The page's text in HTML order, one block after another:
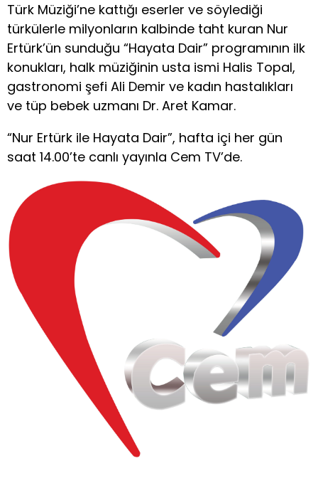
Türk Müziği’ne kattığı eserler ve söylediği
türkülerle milyonların kalbinde taht kuran Nur
Ertürk’ün sunduğu “Hayata Dair” programının ilk
konukları, halk müziğinin usta ismi Halis Topal,
gastronomi şefi Ali Demir ve kadın hastalıkları
ve tüp bebek uzmanı Dr. Aret Kamar.
“Nur Ertürk ile Hayata Dair”, hafta içi her gün
saat 14.00’te canlı yayınla Cem TV’de.